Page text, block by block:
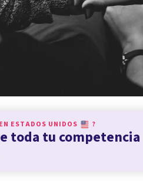
ESTADOS UNIDOS ?
toda tu competencia